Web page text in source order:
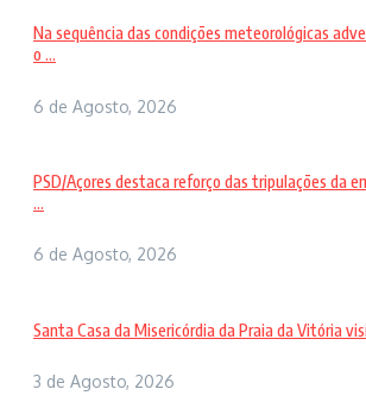
Na sequência das condições meteorológicas
o ...
6 de Agosto, 2026
PSD/Açores destaca reforço das tripulações da
...
6 de Agosto, 2026
Santa Casa da Misericórdia da Praia da Vitória
3 de Agosto, 2026